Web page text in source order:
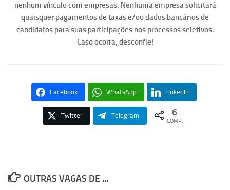
nenhum vínculo com empresas. Nenhuma empresa solicitará
quaisquer pagamentos de taxas e/ou dados bancários de
candidatos para suas participações nos processos seletivos.
Caso ocorra, desconfie!
Facebook WhatsApp LinkedIn
Twitter Telegram 6
COMP.
OUTRAS VAGAS DE ...